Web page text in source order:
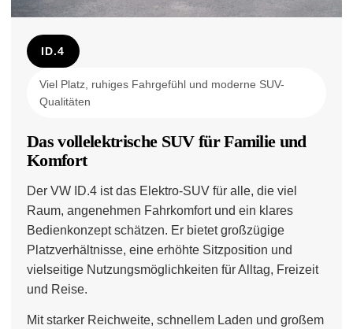
ID.4
Viel Platz, ruhiges Fahrgefühl und moderne SUV-
Qualitäten
Das vollelektrische SUV für Familie und
Komfort
Der VW ID.4 ist das Elektro-SUV für alle, die viel
Raum, angenehmen Fahrkomfort und ein klares
Bedienkonzept schätzen. Er bietet großzügige
Platzverhältnisse, eine erhöhte Sitzposition und
vielseitige Nutzungsmöglichkeiten für Alltag, Freizeit
und Reise.
Mit starker Reichweite, schnellem Laden und großem